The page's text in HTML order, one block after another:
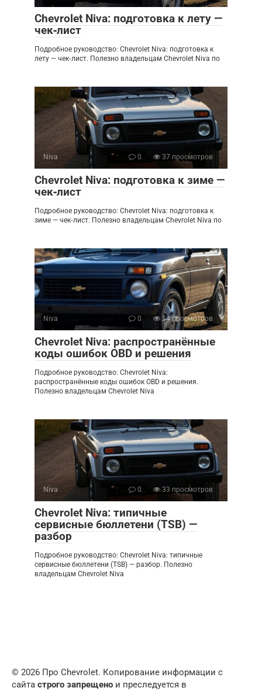
Chevrolet Niva: подготовка к лету —
чек‑лист
Подробное руководство: Chevrolet Niva: подготовка к
лету — чек‑лист. Полезно владельцам Chevrolet Niva по
Niva 0 37 просмотров
Chevrolet Niva: подготовка к зиме —
чек‑лист
Подробное руководство: Chevrolet Niva: подготовка к
зиме — чек‑лист. Полезно владельцам Chevrolet Niva по
Niva 0 34 просмотров
Chevrolet Niva: распространённые
коды ошибок OBD и решения
Подробное руководство: Chevrolet Niva:
распространённые коды ошибок OBD и решения.
Полезно владельцам Chevrolet Niva
Niva 0 33 просмотров
Chevrolet Niva: типичные
сервисные бюллетени (TSB) —
разбор
Подробное руководство: Chevrolet Niva: типичные
сервисные бюллетени (TSB) — разбор. Полезно
владельцам Chevrolet Niva
© 2026 Про Chevrolet. Копирование информации с
сайта строго запрещено и преследуется в